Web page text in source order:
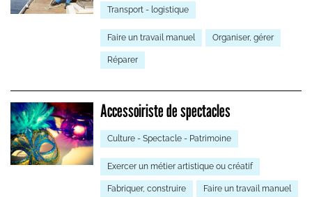
Transport - logistique
Faire un travail manuel Organiser, gérer
Réparer
Accessoiriste de spectacles
Culture - Spectacle - Patrimoine
Exercer un métier artistique ou créatif
Fabriquer, construire Faire un travail manuel